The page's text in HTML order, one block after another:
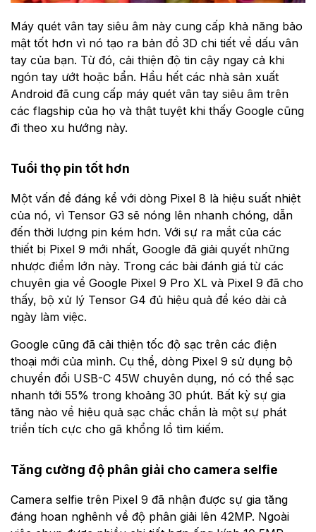
Máy quét vân tay siêu âm này cung cấp khả năng bảo
mật tốt hơn vì nó tạo ra bản đồ 3D chi tiết về dấu vân
tay của bạn. Từ đó, cải thiện độ tin cậy ngay cả khi
ngón tay ướt hoặc bẩn. Hầu hết các nhà sản xuất
Android đã cung cấp máy quét vân tay siêu âm trên
các flagship của họ và thật tuyệt khi thấy Google cũng
đi theo xu hướng này.
Tuổi thọ pin tốt hơn
Một vấn đề đáng kể với dòng Pixel 8 là hiệu suất nhiệt
của nó, vì Tensor G3 sẽ nóng lên nhanh chóng, dẫn
đến thời lượng pin kém hơn. Với sự ra mắt của các
thiết bị Pixel 9 mới nhất, Google đã giải quyết những
nhược điểm lớn này. Trong các bài đánh giá từ các
chuyên gia về Google Pixel 9 Pro XL và Pixel 9 đã cho
thấy, bộ xử lý Tensor G4 đủ hiệu quả để kéo dài cả
ngày làm việc.
Google cũng đã cải thiện tốc độ sạc trên các điện
thoại mới của mình. Cụ thể, dòng Pixel 9 sử dụng bộ
chuyển đổi USB-C 45W chuyên dụng, nó có thể sạc
nhanh tới 55% trong khoảng 30 phút. Bất kỳ sự gia
tăng nào về hiệu quả sạc chắc chắn là một sự phát
triển tích cực cho gã khổng lồ tìm kiếm.
Tăng cường độ phân giải cho camera selfie
Camera selfie trên Pixel 9 đã nhận được sự gia tăng
đáng hoan nghênh về độ phân giải lên 42MP. Ngoài